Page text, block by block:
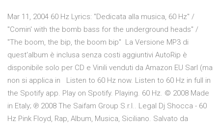
Mar 11, 2004 60 Hz Lyrics: "Dedicata alla musica, 60 Hz" /
"Comin' with the bomb bass for the underground heads" /
"The boom, the bip, the boom bip" La Versione MP3 di
quest'album è inclusa senza costi aggiuntivi AutoRip è
disponibile solo per CD e Vinili venduti da Amazon EU Sarl (ma
non si applica in Listen to 60 Hz now. Listen to 60 Hz in full in
the Spotify app. Play on Spotify. Playing. 60 Hz. © 2008 Made
in Etaly; ℗ 2008 The Saifam Group S.r.l.. Legal Dj Shocca - 60
Hz Pink Floyd, Rap, Album, Musica, Siciliano. Salvato da